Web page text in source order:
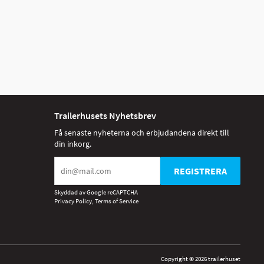
Trailerhusets Nyhetsbrev
Få senaste nyheterna och erbjudandena direkt till
din inkorg.
REGISTRERA
Skyddad av Google reCAPTCHA
Privacy Policy, Terms of Service
Copyright © 2026 trailerhuset